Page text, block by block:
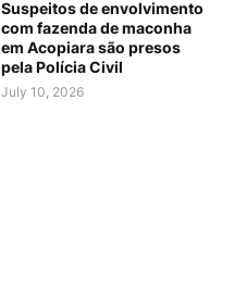
Suspeitos de envolvimento
com fazenda de maconha
em Acopiara são presos
pela Polícia Civil
July 10, 2026